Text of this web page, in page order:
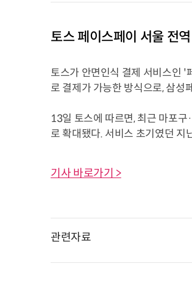
토스 페이스페이 서울 전
토스가 안면인식 결제 서비스인 '
로 결제가 가능한 방식으로, 삼성
13일 토스에 따르면, 최근 마포
로 확대됐다. 서비스 초기였던
기사 바로가기 >
관련자료